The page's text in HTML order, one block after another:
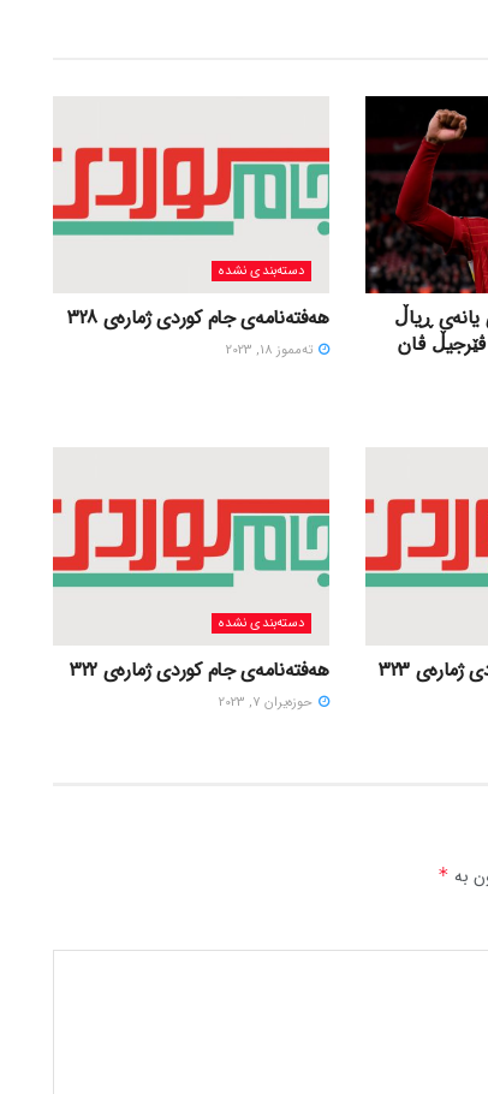
یانەی ڕیاڵ
ڤان
دسته‌بندی نشده
هەفتەنامەی جام کوردی ژمارەی 328
ته‌مموز 18, 2023
323
دسته‌بندی نشده
هەفتەنامەی جام کوردی ژمارەی 322
حوزه‌یران 7, 2023
بە *